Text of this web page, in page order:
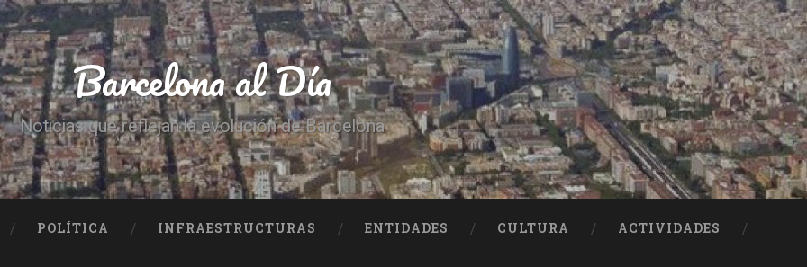
Barcelona al Día
Noticias que reflejan la evolución de Barcelona
POLÍTICA INFRAESTRUCTURAS ENTIDADES CULTURA ACTIVIDADES